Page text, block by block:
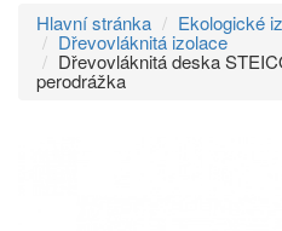
Hlavní stránka Ekologické
Dřevovláknitá izolace
Dřevovláknitá deska
perodrážka